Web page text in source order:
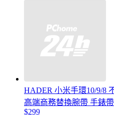
HADER 小米手環10/9/8
高端商務替換腕帶 手錶帶
$299